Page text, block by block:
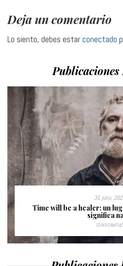
Deja un comentario
Lo siento, debes estarconectado
Publicaciones
31 julio,
Time will be a healer: un
significa